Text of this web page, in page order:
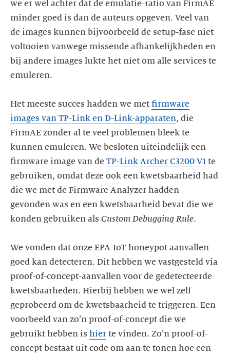
we er wel achter dat de emulatie-ratio van FirmAE
minder goed is dan de auteurs opgeven. Veel van
de images kunnen bijvoorbeeld de setup-fase niet
voltooien vanwege missende afhankelijkheden en
bij andere images lukte het niet om alle services te
emuleren.
Het meeste succes hadden we met firmware
images van TP-Link en D-Link-apparaten, die
FirmAE zonder al te veel problemen bleek te
kunnen emuleren. We besloten uiteindelijk een
firmware image van de TP-Link Archer C3200 V1 te
gebruiken, omdat deze ook een kwetsbaarheid had
die we met de Firmware Analyzer hadden
gevonden was en een kwetsbaarheid bevat die we
konden gebruiken als Custom Debugging Rule.
We vonden dat onze EPA-IoT-honeypot aanvallen
goed kan detecteren. Dit hebben we vastgesteld via
proof-of-concept-aanvallen voor de gedetecteerde
kwetsbaarheden. Hierbij hebben we wel zelf
geprobeerd om de kwetsbaarheid te triggeren. Een
voorbeeld van zo’n proof-of-concept die we
gebruikt hebben is hier te vinden. Zo’n proof-of-
concept bestaat uit code om aan te tonen hoe een